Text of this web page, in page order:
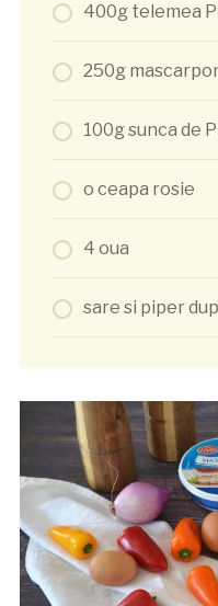
400g telemea
250g
100g sunca de
o ceapa rosie
4 oua
sare si piper